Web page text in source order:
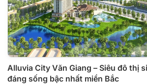
Alluvia City Văn Giang – Siêu đô thị
đáng sống bậc nhất miền Bắc